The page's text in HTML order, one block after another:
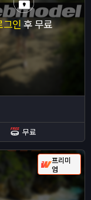
그인후 무료
무료
프리미
엄